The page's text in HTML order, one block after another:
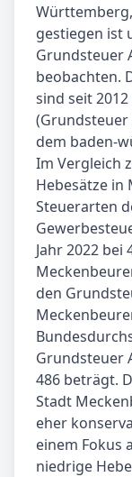
gestiegen ist
Grundsteuer
beobachten.
sind seit
(Grundsteuer
dem baden-
Im Vergleich
Hebesätze in
Steuerarten
Jahr 2022
den
Grundsteuer
486 beträgt.
Stadt
eher
einem Fokus
niedrige